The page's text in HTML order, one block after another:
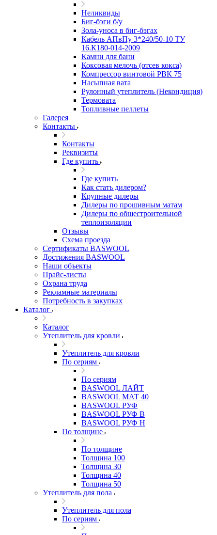
Неликвиды
Биг-бэги б/у
Зола-уноса в биг-бэгах
Кабель АПвПу 3*240/50-10 ТУ
16.К180-014-2009
Камни для бани
Коксовая мелочь (отсев кокса)
Компрессор винтовой РВК 75
Насыпная вата
Рулонный утеплитель (Некондиция)
Термовата
Топливные пеллеты
Галерея
Контакты
Контакты
Реквизиты
Где купить
Где купить
Как стать дилером?
Крупные дилеры
Дилеры по прошивным матам
Дилеры по общестроительной
теплоизоляции
Отзывы
Схема проезда
Сертификаты BASWOOL
Достижения BASWOOL
Наши объекты
Прайс-листы
Охрана труда
Рекламные материалы
Потребность в закупках
Каталог
Каталог
Утеплитель для кровли
Утеплитель для кровли
По сериям
По сериям
BASWOOL ЛАЙТ
BASWOOL МАТ 40
BASWOOL РУФ
BASWOOL РУФ В
BASWOOL РУФ Н
По толщине
По толщине
Толщина 100
Толщина 30
Толщина 40
Толщина 50
Утеплитель для пола
Утеплитель для пола
По сериям